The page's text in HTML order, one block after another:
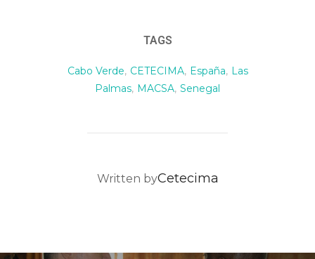
TAGS
Cabo Verde, CETECIMA, España, Las
Palmas, MACSA, Senegal
POST AUTHOR
Written byCetecima